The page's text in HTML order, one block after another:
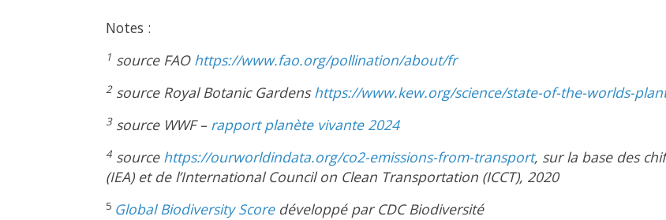
Notes :
1 source FAO https://www.fao.org/pollination/about/fr
2source Royal Botanic Gardenshttps://www.kew.org/science/state-of-the-worlds-
3source WWF – rapport planète vivante 2024
4 source https://ourworldindata.org/co2-emissions-from-transport, sur la base des
(IEA) et de l’International Council on Clean Transportation (ICCT), 2020
5 Global Biodiversity Scoredéveloppé par CDC Biodiversité